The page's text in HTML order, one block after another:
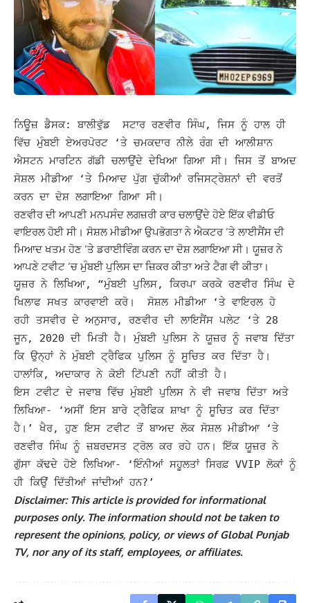
ਨਿਊਜ਼ ਡੈਸਕ: ਬਾਲੀਵੁੱਡ ਸਟਾਰ ਰਣਵੀਰ ਸਿੰਘ, ਜਿਸ ਨੂੰ ਹਾਲ ਹੀ
ਵਿੱਚ ਮੁੰਬਈ ਏਅਰਪੋਰਟ ‘ਤੇ ਚਮਕਦਾਰ ਨੀਲੇ ਰੰਗ ਦੀ ਆਲੀਸ਼ਾਨ
ਐਸਟਨ ਮਾਰਟਿਨ ਗੱਡੀ ਚਲਾਉਂਦੇ ਦੇਖਿਆ ਗਿਆ ਸੀ। ਜਿਸ ਤੋਂ ਬਾਅਦ
ਸੋਸ਼ਲ ਮੀਡੀਆ ‘ਤੇ ਮਿਆਦ ਪੁੱਗ ਚੁੱਕੀਆਂ ਰਜਿਸਟ੍ਰੇਸ਼ਨਾਂ ਦੀ ਵਰਤੋਂ
ਕਰਨ ਦਾ ਦੋਸ਼ ਲਗਾਇਆ ਗਿਆ ਸੀ।
ਰਣਵੀਰ ਦੀ ਆਪਣੀ ਮਨਪਸੰਦ ਲਗਜ਼ਰੀ ਕਾਰ ਚਲਾਉਂਦੇ ਹੋਏ ਇੱਕ ਵੀਡੀਓ
ਵਾਇਰਲ ਹੋਈ ਸੀ। ਸੋਸ਼ਲ ਮੀਡੀਆ ਉਪਭੋਗਤਾ ਨੇ ਐਕਟਰ ‘ਤੇ ਲਾਈਸੈਂਸ ਦੀ
ਮਿਆਦ ਖਤਮ ਹੋਣ ‘ਤੇ ਡਰਾਈਵਿੰਗ ਕਰਨ ਦਾ ਦੋਸ਼ ਲਗਾਇਆ ਸੀ। ਯੂਜ਼ਰ ਨੇ
ਆਪਣੇ ਟਵੀਟ ‘ਚ ਮੁੰਬਈ ਪੁਲਿਸ ਦਾ ਜ਼ਿਕਰ ਕੀਤਾ ਅਤੇ ਟੈਗ ਵੀ ਕੀਤਾ।
ਯੂਜ਼ਰ ਨੇ ਲਿਖਿਆ, “ਮੁੰਬਈ ਪੁਲਿਸ, ਕਿਰਪਾ ਕਰਕੇ ਰਣਵੀਰ ਸਿੰਘ ਦੇ
ਖਿਲਾਫ ਸਖਤ ਕਾਰਵਾਈ ਕਰੋ। ਸੋਸ਼ਲ ਮੀਡੀਆ ‘ਤੇ ਵਾਇਰਲ ਹੋ
ਰਹੀ ਤਸਵੀਰ ਦੇ ਅਨੁਸਾਰ, ਰਣਵੀਰ ਦੀ ਲਾਇਸੈਂਸ ਪਲੇਟ ‘ਤੇ 28
ਜੂਨ, 2020 ਦੀ ਮਿਤੀ ਹੈ। ਮੁੰਬਈ ਪੁਲਿਸ ਨੇ ਯੂਜ਼ਰ ਨੂੰ ਜਵਾਬ ਦਿੱਤਾ
ਕਿ ਉਨ੍ਹਾਂ ਨੇ ਮੁੰਬਈ ਟ੍ਰੈਫਿਕ ਪੁਲਿਸ ਨੂੰ ਸੂਚਿਤ ਕਰ ਦਿੱਤਾ ਹੈ।
ਹਾਲਾਂਕਿ, ਅਦਾਕਾਰ ਨੇ ਕੋਈ ਟਿੱਪਣੀ ਨਹੀਂ ਕੀਤੀ ਹੈ।
ਇਸ ਟਵੀਟ ਦੇ ਜਵਾਬ ਵਿੱਚ ਮੁੰਬਈ ਪੁਲਿਸ ਨੇ ਵੀ ਜਵਾਬ ਦਿੱਤਾ ਅਤੇ
ਲਿਖਿਆ- ‘ਅਸੀਂ ਇਸ ਬਾਰੇ ਟ੍ਰੈਫਿਕ ਸ਼ਾਖਾ ਨੂੰ ਸੂਚਿਤ ਕਰ ਦਿੱਤਾ
ਹੈ।’ ਖੈਰ, ਹੁਣ ਇਸ ਟਵੀਟ ਤੋਂ ਬਾਅਦ ਲੋਕ ਸੋਸ਼ਲ ਮੀਡੀਆ ‘ਤੇ
ਰਣਵੀਰ ਸਿੰਘ ਨੂੰ ਜ਼ਬਰਦਸਤ ਟ੍ਰੋਲ ਕਰ ਰਹੇ ਹਨ। ਇੱਕ ਯੂਜ਼ਰ ਨੇ
ਗੁੱਸਾ ਕੱਢਦੇ ਹੋਏ ਲਿਖਿਆ- ‘ਇੰਨੀਆਂ ਸਹੂਲਤਾਂ ਸਿਰਫ਼ VVIP ਲੋਕਾਂ ਨੂੰ
ਹੀ ਕਿਉਂ ਦਿੱਤੀਆਂ ਜਾਂਦੀਆਂ ਹਨ?’
Disclaimer: This article is provided for informational
purposes only. The information should not be taken to
represent the opinions, policy, or views of Global Punjab
TV, nor any of its staff, employees, or affiliates.